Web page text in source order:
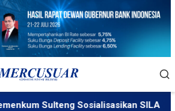
Sulteng Sosialisasikan SILAKUM